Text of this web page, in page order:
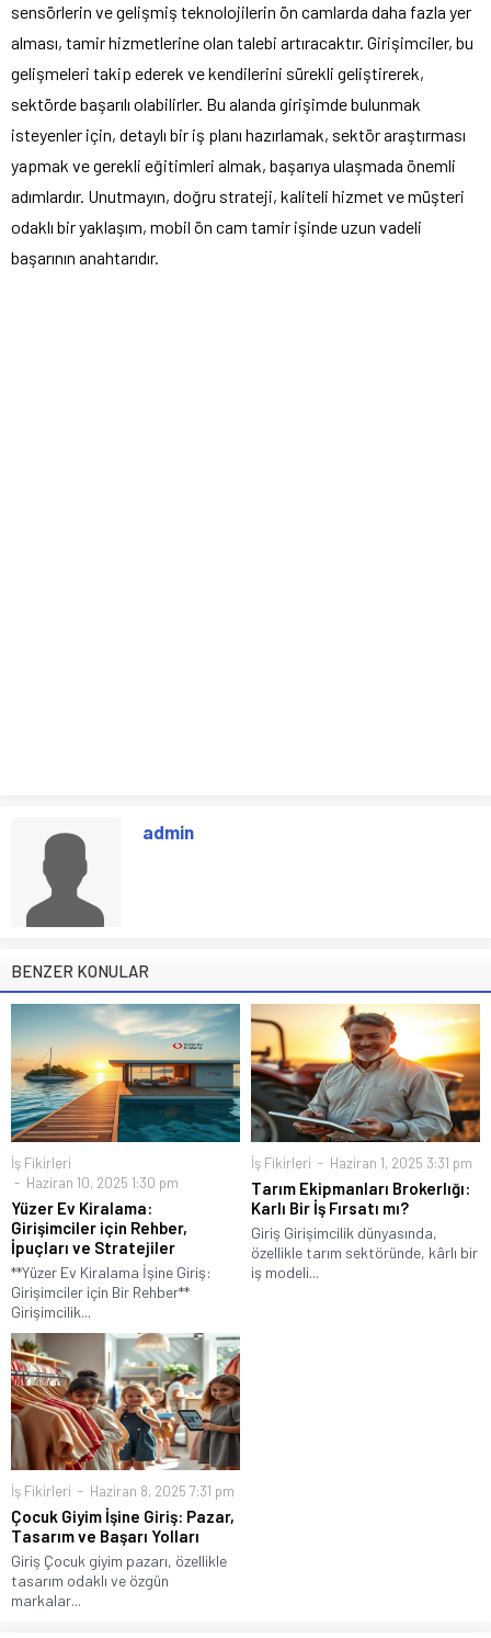
sensörlerin ve gelişmiş teknolojilerin ön camlarda daha fazla yer
alması, tamir hizmetlerine olan talebi artıracaktır. Girişimciler, bu
gelişmeleri takip ederek ve kendilerini sürekli geliştirerek,
sektörde başarılı olabilirler. Bu alanda girişimde bulunmak
isteyenler için, detaylı bir iş planı hazırlamak, sektör araştırması
yapmak ve gerekli eğitimleri almak, başarıya ulaşmada önemli
adımlardır. Unutmayın, doğru strateji, kaliteli hizmet ve müşteri
odaklı bir yaklaşım, mobil ön cam tamir işinde uzun vadeli
başarının anahtarıdır.
admin
BENZER KONULAR
İş Fikirleri
Haziran 10, 2025 1:30 pm
Yüzer Ev Kiralama:
Girişimciler için Rehber,
İpuçları ve Stratejiler
**Yüzer Ev Kiralama İşine Giriş:
Girişimciler için Bir Rehber**
Girişimcilik...
İş Fikirleri Haziran 1, 2025 3:31 pm
Tarım Ekipmanları Brokerlığı:
Karlı Bir İş Fırsatı mı?
Giriş Girişimcilik dünyasında,
özellikle tarım sektöründe, kârlı bir
iş modeli...
İş Fikirleri Haziran 8, 2025 7:31 pm
Çocuk Giyim İşine Giriş: Pazar,
Tasarım ve Başarı Yolları
Giriş Çocuk giyim pazarı, özellikle
tasarım odaklı ve özgün
markalar...